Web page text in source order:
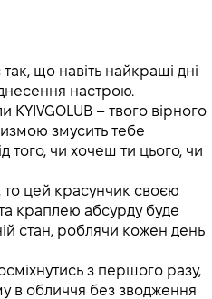
що навіть найкращі дні
настрою.
– твого вірного
змусить тебе
того, чи хочеш ти цього, чи
то цей красунчик своєю
краплею абсурду буде
стан, роблячи кожен день
з першого разу,
в обличчя без зводження